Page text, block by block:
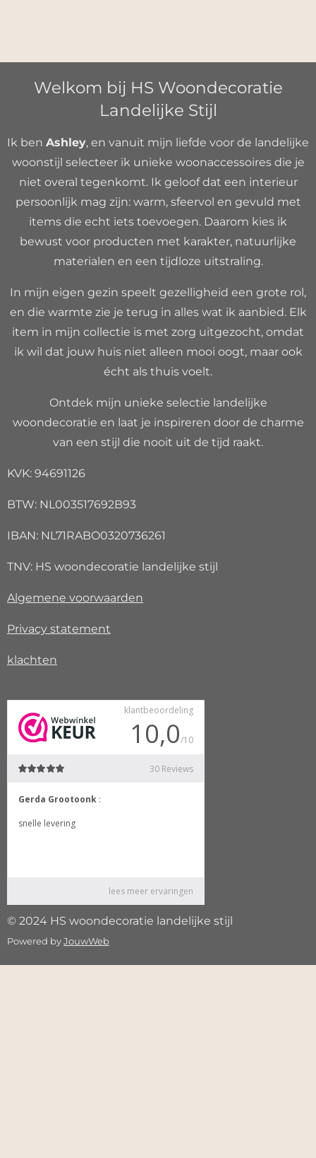
Welkom bij HS Woondecoratie
Landelijke Stijl
Ik ben Ashley, en vanuit mijn liefde voor de landelijke
woonstijl selecteer ik unieke woonaccessoires die je
niet overal tegenkomt. Ik geloof dat een interieur
persoonlijk mag zijn: warm, sfeervol en gevuld met
items die echt iets toevoegen. Daarom kies ik
bewust voor producten met karakter, natuurlijke
materialen en een tijdloze uitstraling.
In mijn eigen gezin speelt gezelligheid een grote rol,
en die warmte zie je terug in alles wat ik aanbied. Elk
item in mijn collectie is met zorg uitgezocht, omdat
ik wil dat jouw huis niet alleen mooi oogt, maar ook
écht als thuis voelt.
Ontdek mijn unieke selectie landelijke
woondecoratie en laat je inspireren door de charme
van een stijl die nooit uit de tijd raakt.
KVK: 94691126
BTW: NL003517692B93
IBAN: NL71RABO0320736261
TNV: HS woondecoratie landelijke stijl
Algemene voorwaarden
Privacy statement
klachten
© 2024 HS woondecoratie landelijke stijl
Powered byJouwWeb